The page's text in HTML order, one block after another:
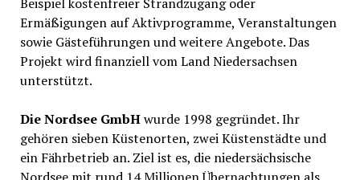
Ermäßigungen auf Aktivprogramme, Veranstaltungen
sowie Gästeführungen und weitere Angebote. Das
Projekt wird finanziell vom Land Niedersachsen
unterstützt.
Die Nordsee GmbHwurde 1998 gegründet. Ihr
gehören sieben Küstenorten, zwei Küstenstädte und
ein Fährbetrieb an. Ziel ist es, die niedersächsische